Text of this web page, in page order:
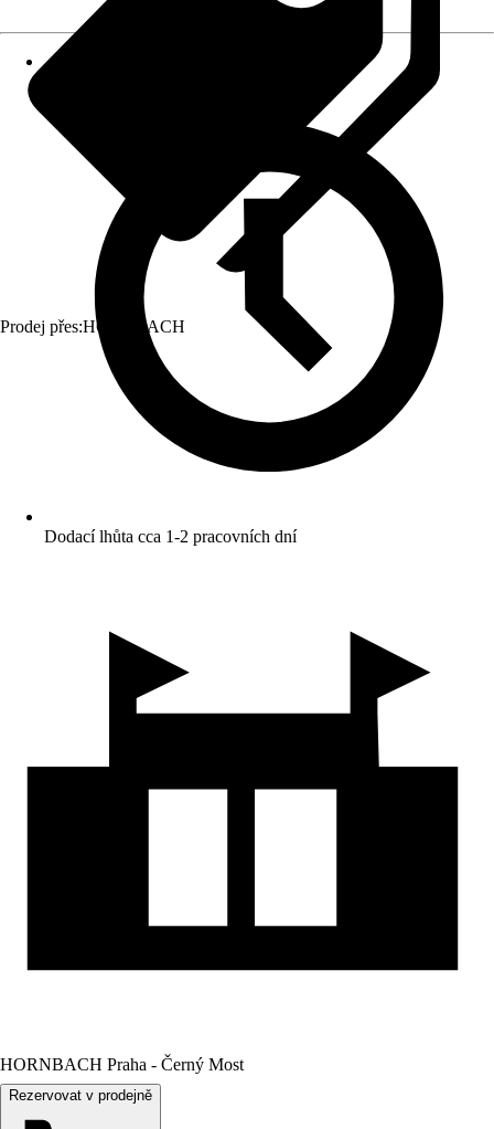
Prodej přes:HORNBACH
Dodací lhůta cca 1-2 pracovních dní
HORNBACH Praha - Černý Most
Rezervovat v prodejně